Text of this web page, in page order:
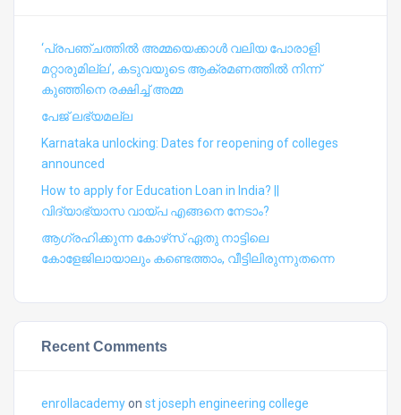
‘പ്രപഞ്ചത്തില്‍ അമ്മയെക്കാള്‍ വലിയ പോരാളി
മറ്റാരുമില്ല’, കടുവയുടെ ആക്രമണത്തില്‍ നിന്ന്
കുഞ്ഞിനെ രക്ഷിച്ച് അമ്മ
പേജ് ലഭ്യമല്ല
Karnataka unlocking: Dates for reopening of colleges
announced
How to apply for Education Loan in India? ||
വിദ്യാഭ്യാസ വായ്പ എങ്ങനെ നേടാം?
ആഗ്രഹിക്കുന്ന കോഴ്‍സ് ഏതു നാട്ടിലെ
കോളേജിലായാലും കണ്ടെത്താം, വീട്ടിലിരുന്നുതന്നെ
Recent Comments
enrollacademyon st joseph engineering college